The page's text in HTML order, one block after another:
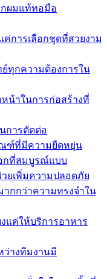
ผมแท้ทอมือ
ค่การเลือกชุดที่สวยงาม
ทุกความต้องการใน
หน้าในการก่อสร้างที่
การตัดต่อ
ณฑ์ที่มีความยืดหยุ่น
อกที่สมบูรณ์แบบ
ยเพิ่มความปลอดภัย
กกว่าความทรงจำใน
แค่ให้บริการอาหาร
ว่างทีมงานมี